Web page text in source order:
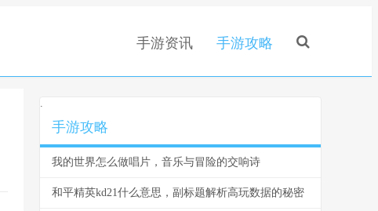
手游资讯 手游攻略
.
手游攻略
我的世界怎么做唱片，音乐与冒险的交响诗
和平精英kd21什么意思，副标题解析高玩数据的秘密